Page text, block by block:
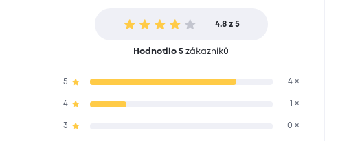
4.8 z 5
Hodnotilo 5 zákazníků
5 4 ×
4 1 ×
3 0 ×